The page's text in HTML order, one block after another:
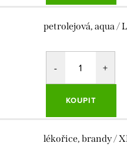
petrolejová, aqua /
KOUPIT
lékořice, brandy /